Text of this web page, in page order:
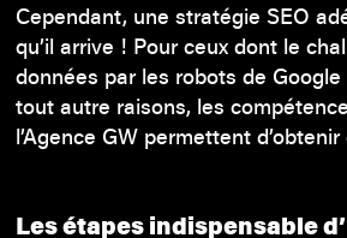
Cependant, une stratégie SEO
qu’il arrive ! Pour ceux dont le
données par les robots de
tout autre raisons, les
l’Agence GW permettent
Les étapes indispensable